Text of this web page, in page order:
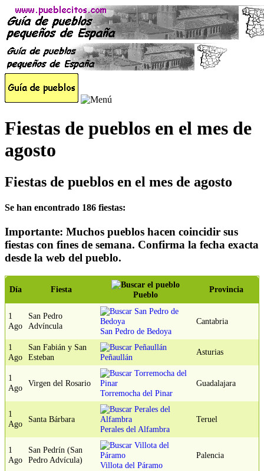
Fiestas de pueblos en el mes de
agosto
Fiestas de pueblos en el mes de agosto
Se han encontrado 186 fiestas:
Importante: Muchos pueblos hacen coincidir sus
fiestas con fines de semana. Confirma la fecha exacta
desde la web del pueblo.
Día Fiesta
Pueblo
Provincia
1
Ago
San Pedro
Advíncula
San Pedro de Bedoya
Cantabria
1
Ago
San Fabián y San
Esteban
Peñaullán
Asturias
1
Ago
Virgen del Rosario
Torremocha del Pinar
Guadalajara
1
Ago
Santa Bárbara
Perales del Alfambra
Teruel
1
Ago
San Pedrín (San
Pedro Advícula)
Villota del Páramo
Palencia